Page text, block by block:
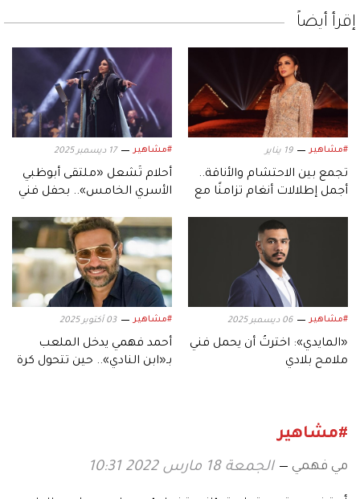
إقرأ أيضاً
#مشاهير 19 يناير
تجمع بين الاحتشام والأناقة..
أجمل إطلالات أنغام تزامنًا مع
#مشاهير 17 ديسمبر 2025
أحلام تُشعل «ملتقى أبوظبي
الأسري الخامس».. بحفل فني
#مشاهير 06 ديسمبر 2025
«المايدي»: اخترتُ أن يحمل فني
ملامح بلادي
#مشاهير 03 أكتوبر 2025
أحمد فهمي يدخل الملعب
بـ«ابن النادي».. حين تتحول كرة
#مشاهير
مي فهمي الجمعة 18 مارس 2022 10:31